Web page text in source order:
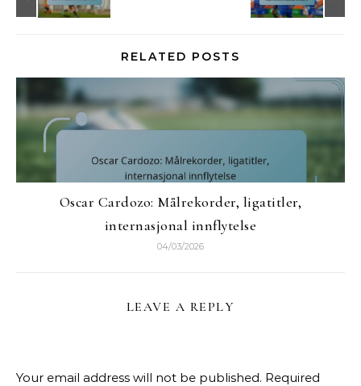
RELATED POSTS
Oscar Cardozo: Målrekorder, ligatitler,
internasjonal innflytelse
04/03/2026
LEAVE A REPLY
Your email address will not be published. Required